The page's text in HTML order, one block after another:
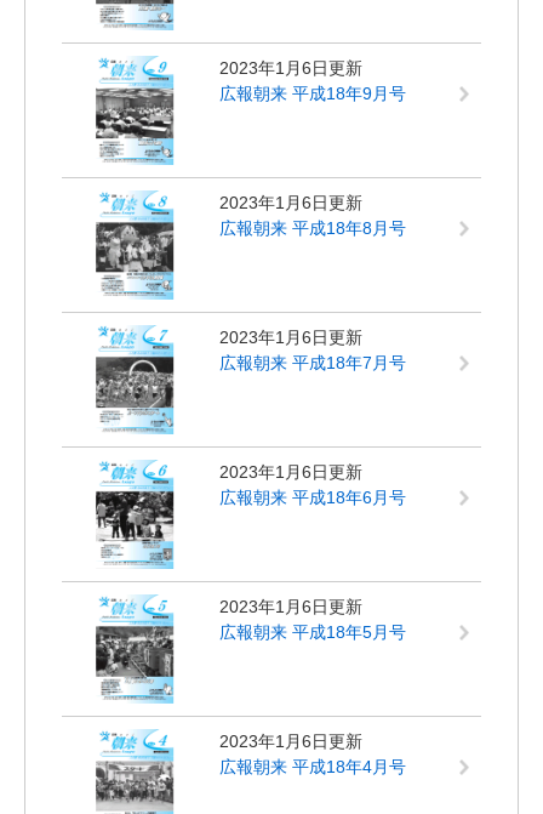
2023年1月6日更新
広報朝来 平成18年9月号
2023年1月6日更新
広報朝来 平成18年8月号
2023年1月6日更新
広報朝来 平成18年7月号
2023年1月6日更新
広報朝来 平成18年6月号
2023年1月6日更新
広報朝来 平成18年5月号
2023年1月6日更新
広報朝来 平成18年4月号